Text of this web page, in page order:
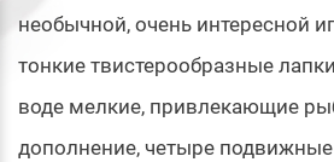
необычной, очень интересной
тонкие твистерообразные
воде мелкие, привлекающие
дополнение, четыре